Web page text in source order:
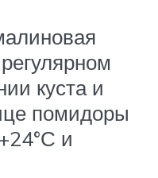
куста и
помидоры
и